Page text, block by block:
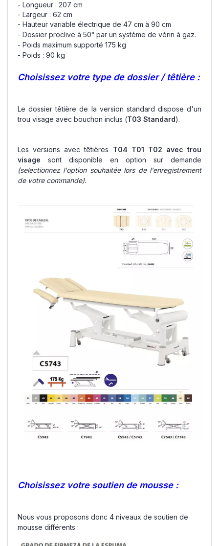
- Longueur : 207 cm
- Largeur : 62 cm
- Hauteur variable électrique de 47 cm à 90 cm
- Dossier proclive à 50° par un système de vérin à gaz.
- Poids maximum supporté 175 kg
- Poids : 90 kg
Choisissez votre type de dossier / têtière :
Le dossier têtière de la version standard dispose d'un
trou visage avec bouchon inclus (T03 Standard).
Les versions avec têtières T04 T01 T02 avec trou
visage sont disponible en option sur demande
(selectionnez l'option souhaitée lors de l'enregistrement
de votre commande).
Choisissez votre soutien de mousse :
Nous vous proposons donc 4 niveaux de soutien de
mousse différents :